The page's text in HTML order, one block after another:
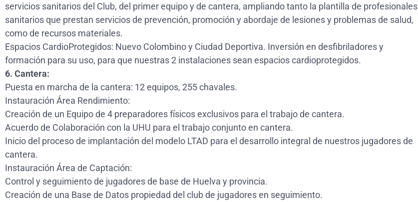
servicios sanitarios del Club, del primer equipo y de cantera, ampliando tanto la plantilla de profesionales
sanitarios que prestan servicios de prevención, promoción y abordaje de lesiones y problemas de salud,
como de recursos materiales.
Espacios CardioProtegidos: Nuevo Colombino y Ciudad Deportiva. Inversión en desfibriladores y
formación para su uso, para que nuestras 2 instalaciones sean espacios cardioprotegidos.
6. Cantera:
Puesta en marcha de la cantera: 12 equipos, 255 chavales.
Instauración Área Rendimiento:
Creación de un Equipo de 4 preparadores físicos exclusivos para el trabajo de cantera.
Acuerdo de Colaboración con la UHU para el trabajo conjunto en cantera.
Inicio del proceso de implantación del modelo LTAD para el desarrollo integral de nuestros jugadores de
cantera.
Instauración Área de Captación:
Control y seguimiento de jugadores de base de Huelva y provincia.
Creación de una Base de Datos propiedad del club de jugadores en seguimiento.